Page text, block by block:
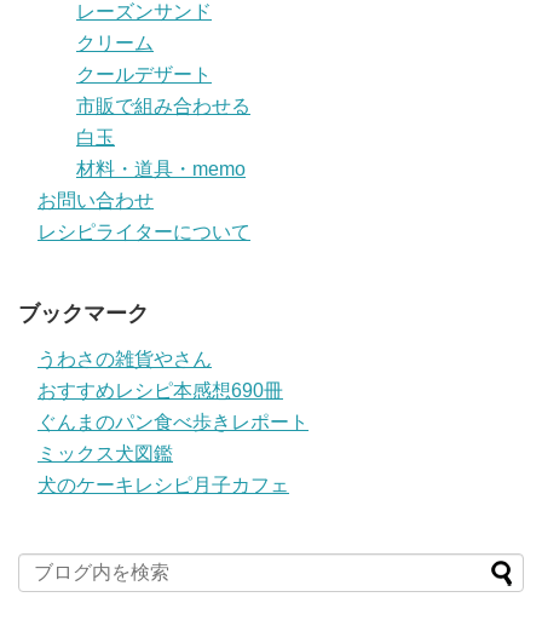
レーズンサンド
クリーム
クールデザート
市販で組み合わせる
白玉
材料・道具・memo
お問い合わせ
レシピライターについて
ブックマーク
うわさの雑貨やさん
おすすめレシピ本感想690冊
ぐんまのパン食べ歩きレポート
ミックス犬図鑑
犬のケーキレシピ月子カフェ